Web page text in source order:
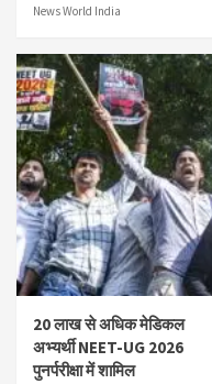
News World India
20 लाख से अधिक मेडिकल
अभ्यर्थी NEET-UG 2026
पुनर्परीक्षा में शामिल